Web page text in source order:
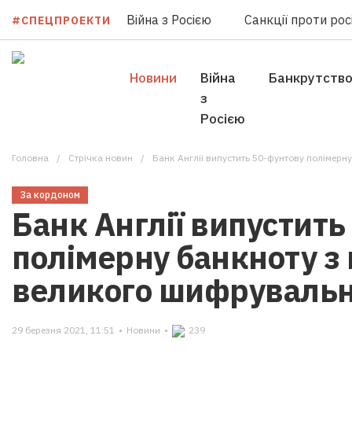
#СПЕЦПРОЕКТИ Війна з Росією Санкції проти
Новини
Війна
з
Росією
Банкрутство
Головна Стрічка новин Банк Англії випустить 50-фунтову
За кордоном
Банк Англії
полімерну банкноту
великого
29 березня 2021, 11:51 • Новини • 239